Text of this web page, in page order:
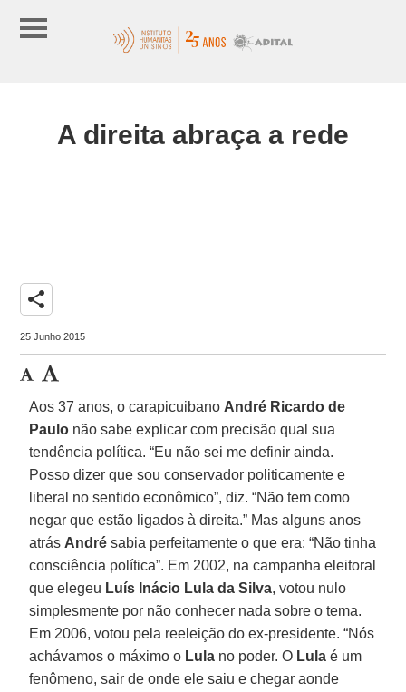
A direita abraça a rede
share
25 Junho 2015
Aos 37 anos, o carapicuibano André Ricardo de
Paulo não sabe explicar com precisão qual sua
tendência política. “Eu não sei me definir ainda.
Posso dizer que sou conservador politicamente e
liberal no sentido econômico”, diz. “Não tem como
negar que estão ligados à direita.” Mas alguns anos
atrás André sabia perfeitamente o que era: “Não tinha
consciência política”. Em 2002, na campanha eleitoral
que elegeu Luís Inácio Lula da Silva, votou nulo
simplesmente por não conhecer nada sobre o tema.
Em 2006, votou pela reeleição do ex-presidente. “Nós
achávamos o máximo o Lula no poder. O Lula é um
fenômeno, sair de onde ele saiu e chegar aonde